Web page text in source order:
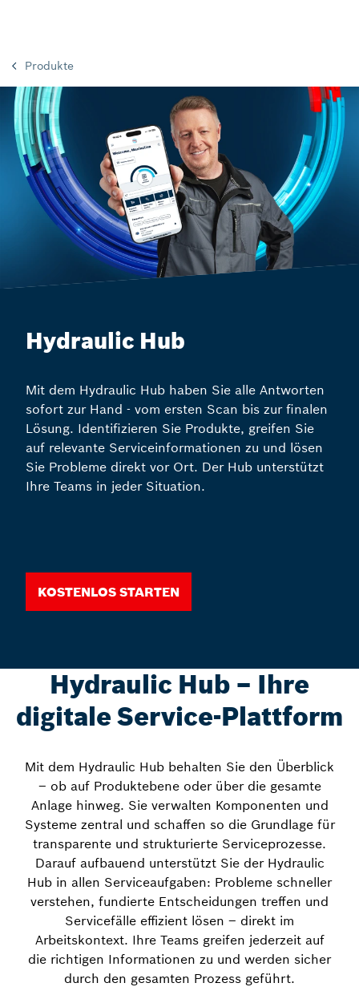
Produkte
Hydraulic Hub
Mit dem Hydraulic Hub haben Sie alle Antworten
sofort zur Hand - vom ersten Scan bis zur finalen
Lösung. Identifizieren Sie Produkte, greifen Sie
auf relevante Serviceinformationen zu und lösen
Sie Probleme direkt vor Ort. Der Hub unterstützt
Ihre Teams in jeder Situation.
Kostenlos starten
Hydraulic Hub – Ihre
digitale Service-Plattform
Mit dem Hydraulic Hub behalten Sie den Überblick
– ob auf Produktebene oder über die gesamte
Anlage hinweg. Sie verwalten Komponenten und
Systeme zentral und schaffen so die Grundlage für
transparente und strukturierte Serviceprozesse.
Darauf aufbauend unterstützt Sie der Hydraulic
Hub in allen Serviceaufgaben: Probleme schneller
verstehen, fundierte Entscheidungen treffen und
Servicefälle effizient lösen – direkt im
Arbeitskontext. Ihre Teams greifen jederzeit auf
die richtigen Informationen zu und werden sicher
durch den gesamten Prozess geführt.